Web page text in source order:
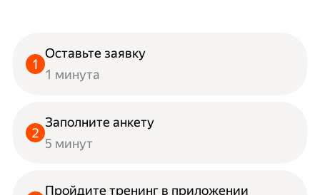
Оставьте заявку
1 минута
Заполните анкету
5 минут
Пройдите тренинг в приложении